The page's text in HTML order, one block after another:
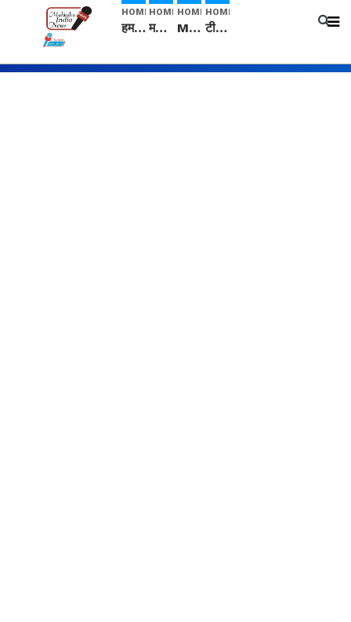
HOME
हम सनातनी..." सांसद kangana Ranaut से क्या बोली लड़की? Viral Jantar-Mantar | CJP protest
HOME
मनीषा हत्याकांड: हत्या, आत्महत्या या कोई बड़ा राज? | Full Story | Josh Haryana
HOME
Mangalsutra: हिंदू धर्म में शादी के बाद मंगलसूत्र क्यों पहनती है महिलाएं, किसने शुरु की ये परंपरा
HOME
टीम बीकेई ने एग्रीकल्चर ग्रेड की यूरिया खाद गट्टों में बदलकर टेक्निकल ग्रेड में बेचने वालों पर करवाई कार्रवाई: लखविंदर सिंह औलख